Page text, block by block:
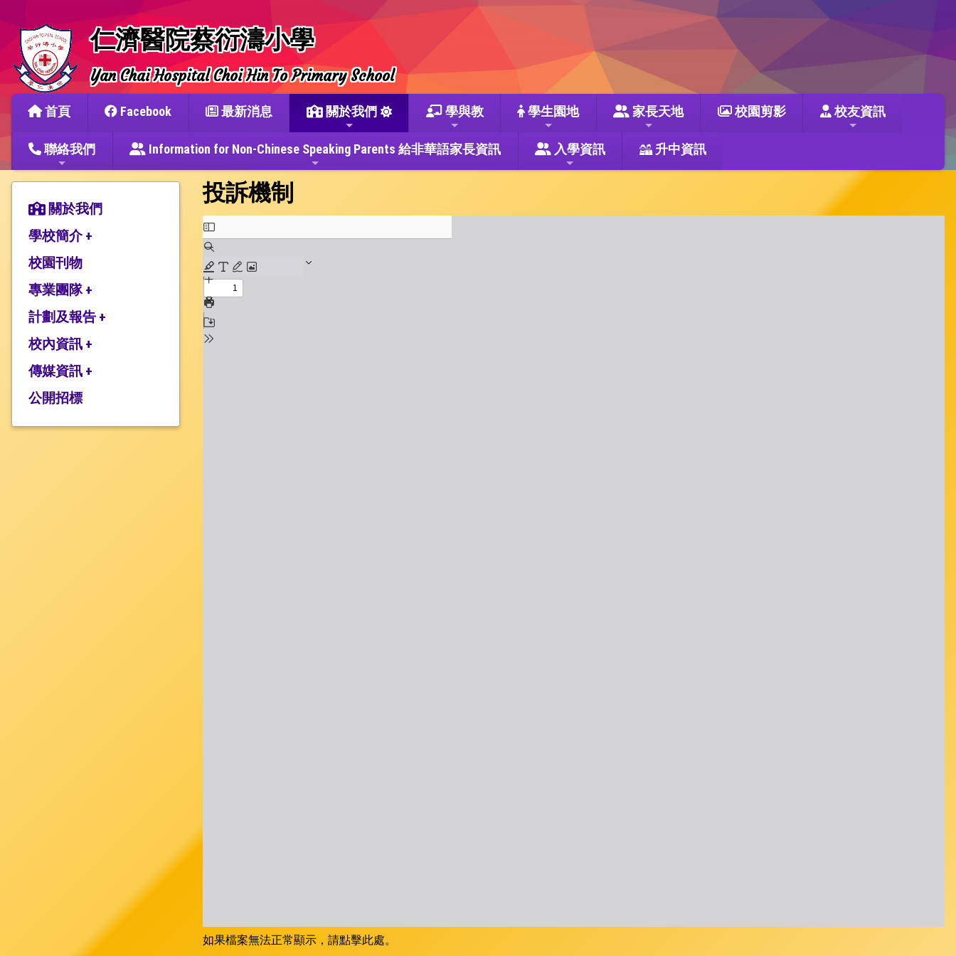
仁濟醫院蔡衍濤小學
Yan Chai Hospital Choi Hin To Primary School
首頁 Facebook 最新消息 關於我們 學與教 學生園地 家長天地 校園剪影 校友資訊
聯絡我們 Information for Non-Chinese Speaking Parents 給非華語家長資訊 入學資訊 升中資訊
關於我們
學校簡介 +
辦學宗旨與簡史
仁濟教育簡介
本校捐建人介紹
校監的話
校園刊物
專業團隊 +
教師團隊
行政架構
計劃及報告 +
2025-2026年度計劃
2024-2025年度報告
2024-2025年度計劃
校內資訊 +
學校設施
校服樣式
傳媒資訊 +
媒體報道
公開招標
投訴機制
如果檔案無法正常顯示，請點擊此處。